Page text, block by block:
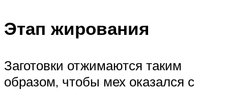
Этап жирования
Заготовки отжимаются таким
образом, чтобы мех оказался с